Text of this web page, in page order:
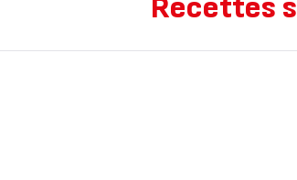
Recettes